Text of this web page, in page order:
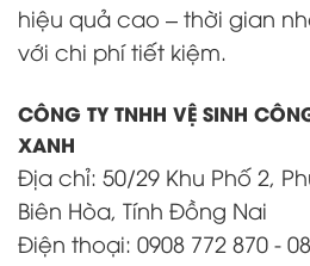
hiệu quả cao – thời gian
với chi phí tiết kiệm.
CÔNG TY TNHH VỆ SINH
XANH
Địa chỉ: 50/29 Khu Phố 2,
Biên Hòa, Tính Đồng Nai
Điện thoại: 0908 772 870 -